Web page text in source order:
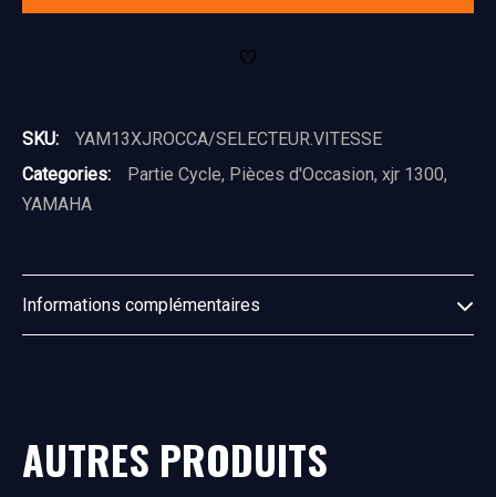
SKU:
YAM13XJROCCA/SELECTEUR.VITESSE
Categories:
Partie Cycle, Pièces d'Occasion, xjr 1300,
YAMAHA
Informations complémentaires
AUTRES PRODUITS